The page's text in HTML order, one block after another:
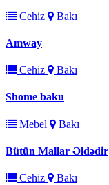
Cehiz Bakı
Amway
Cehiz Bakı
Shome baku
Mebel Bakı
Bütün Mallar Əldədir
Cehiz Bakı